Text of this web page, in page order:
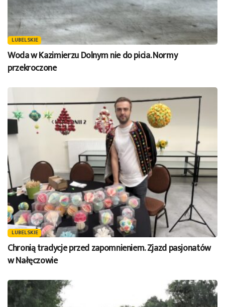
LUBELSKIE
Woda w Kazimierzu Dolnym nie do picia. Normy
przekroczone
LUBELSKIE
Chronią tradycje przed zapomnieniem. Zjazd pasjonatów
w Nałęczowie